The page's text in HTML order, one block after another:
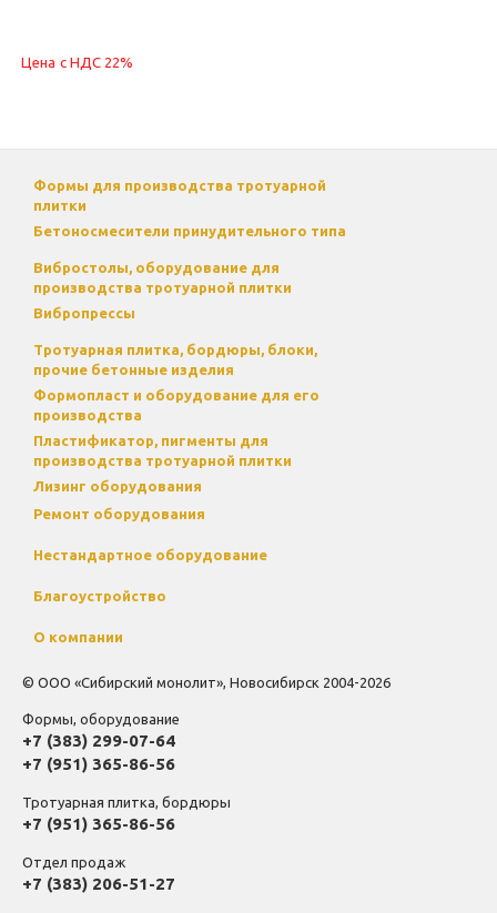
Цена с НДС 22%
Формы для производства тротуарной
плитки
Бетоносмесители принудительного типа
Вибростолы, оборудование для
производства тротуарной плитки
Вибропрессы
Тротуарная плитка, бордюры, блоки,
прочие бетонные изделия
Формопласт и оборудование для его
производства
Пластификатор, пигменты для
производства тротуарной плитки
Лизинг оборудования
Ремонт оборудования
Нестандартное оборудование
Благоустройство
О компании
© ООО «Сибирский монолит», Новосибирск 2004-2026
Формы, оборудование
+7 (383) 299-07-64
+7 (951) 365-86-56
Тротуарная плитка, бордюры
+7 (951) 365-86-56
Отдел продаж
+7 (383) 206-51-27